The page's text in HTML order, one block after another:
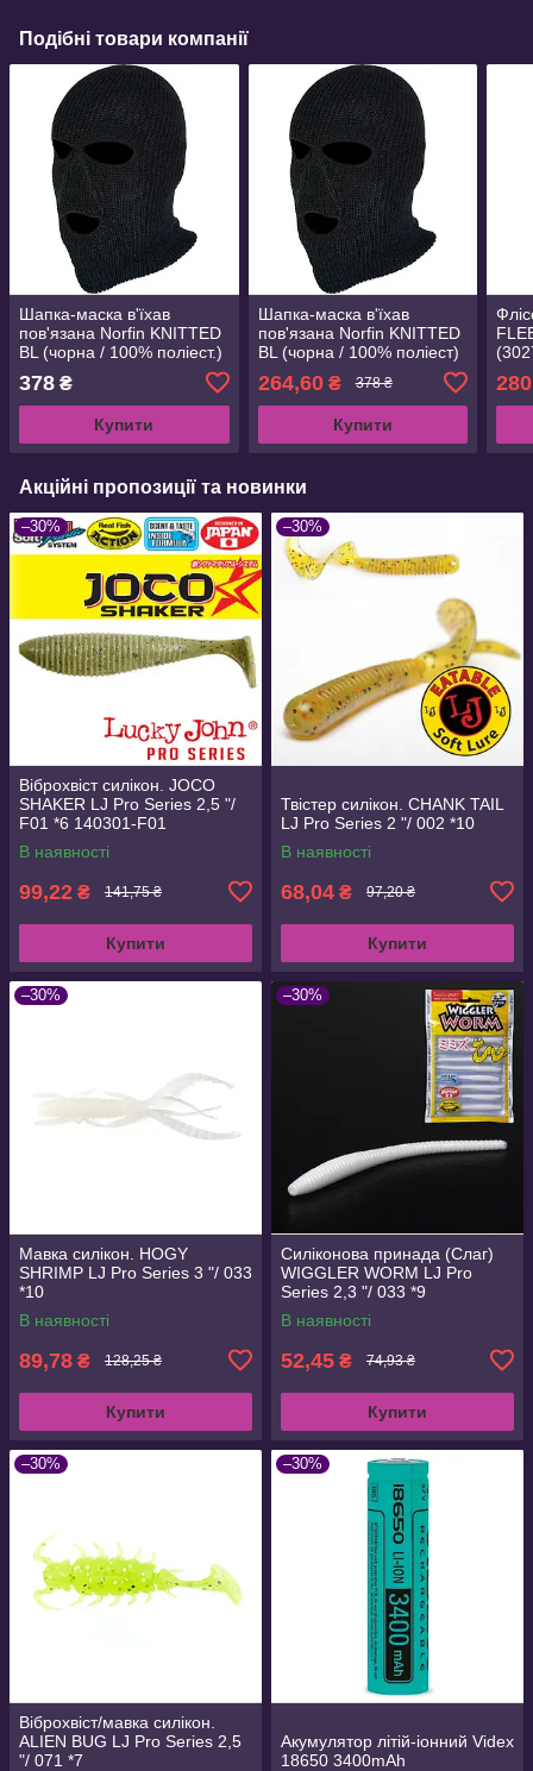
Подібні товари компанії
Шапка-маска в'їхав
пов'язана Norfin KNITTED
BL (чорна / 100% поліест.)
378 ₴
Купити
Шапка-маска в'їхав
пов'язана Norfin KNITTED
BL (чорна / 100% поліест)
264,60₴ 378 ₴
Купити
Акційні пропозиції та новинки
–30%
Віброхвіст силікон. JOCO
SHAKER LJ Pro Series 2,5 "/
F01 *6 140301-F01
В наявності
99,22 ₴ 141,75 ₴
Купити
–30%
Твістер силікон. CHANK TAIL
LJ Pro Series 2 "/ 002 *10
В наявності
68,04 ₴ 97,20 ₴
Купити
–30%
Мавка силікон. HOGY
SHRIMP LJ Pro Series 3 "/ 033
*10
В наявності
89,78 ₴ 128,25 ₴
Купити
–30%
Силіконова принада (Слаг)
WIGGLER WORM LJ Pro
Series 2,3 "/ 033 *9
В наявності
52,45 ₴ 74,93 ₴
Купити
–30%
Віброхвіст/мавка силікон.
ALIEN BUG LJ Pro Series 2,5
"/ 071 *7
–30%
Акумулятор літій-іонний Videx
18650 3400mAh